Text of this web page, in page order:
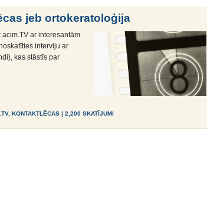
jeb ortokeratoloģija
ar interesantām
interviju ar
kas stāstīs par
, KONTAKTLĒCAS | 2,200 SKATĪJUMI